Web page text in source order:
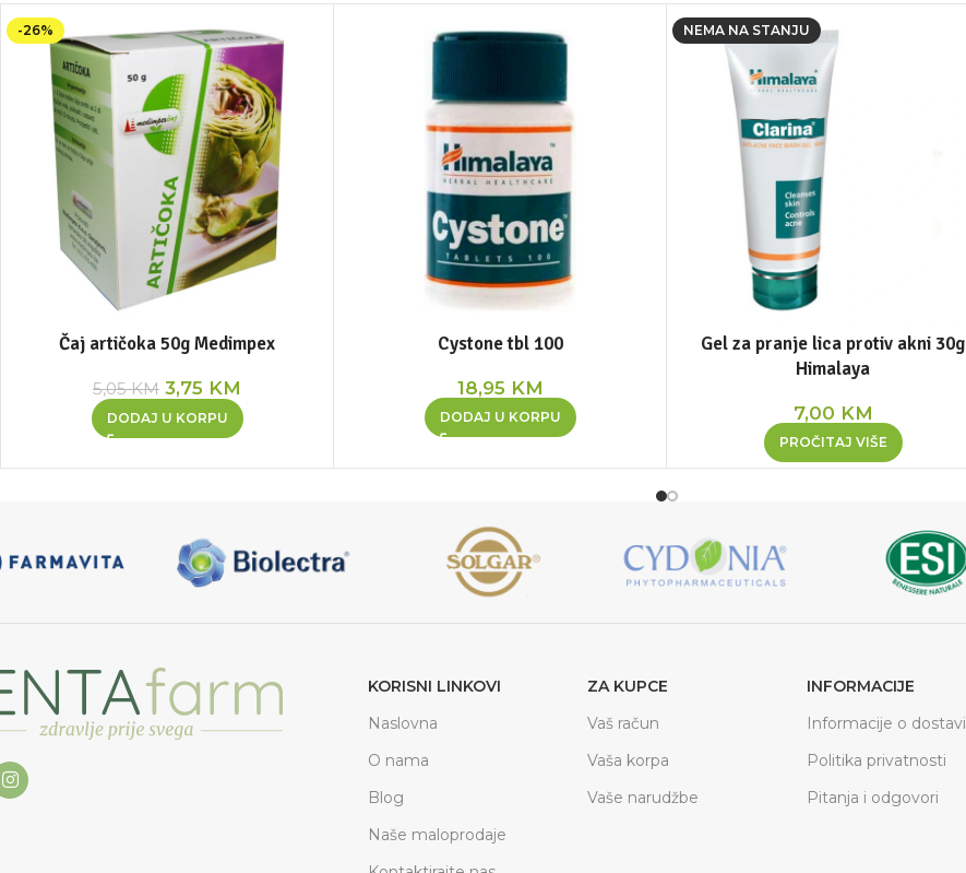
-26%
Čaj artičoka 50g Medimpex
5,05KM 3,75 KM
DODAJ U KORPU
Cystone tbl 100
18,95 KM
DODAJ U KORPU
NEMA NA STANJU
Gel za pranje lica protiv akni 30g
Himalaya
7,00 KM
PROČITAJ VIŠE
KORISNI LINKOVI
Naslovna
O nama
Blog
Naše maloprodaje
ZA KUPCE
Vaš račun
Vaša korpa
Vaše narudžbe
INFORMACIJE
Informacije o dostavi
Politika privatnosti
Pitanja i odgovori